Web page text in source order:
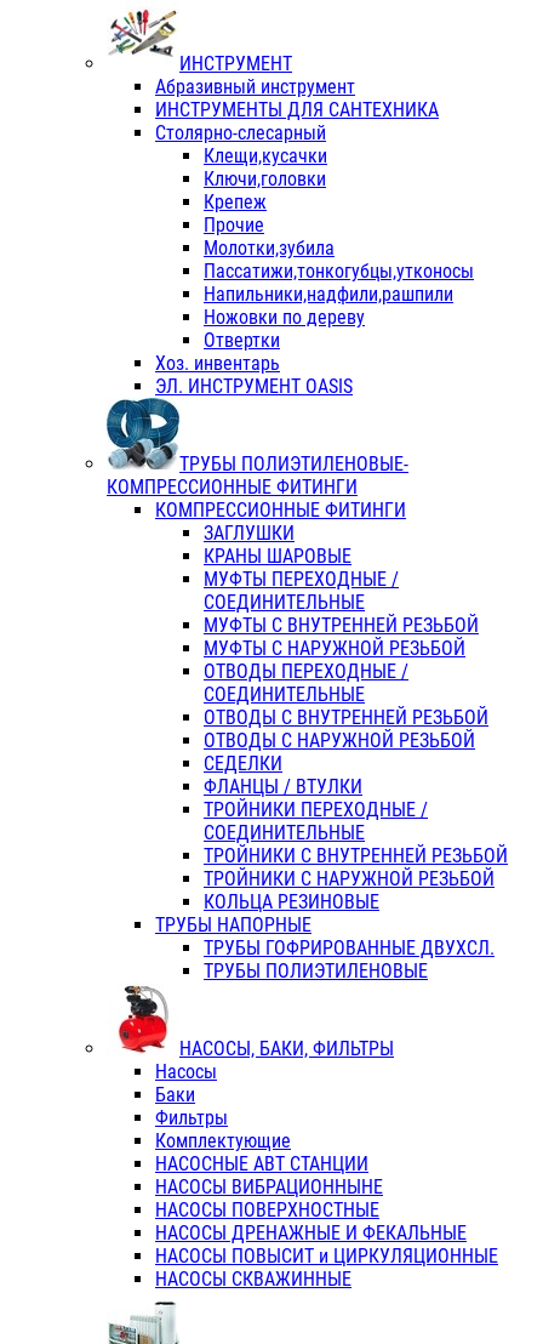
ИНСТРУМЕНТ
Абразивный инструмент
ИНСТРУМЕНТЫ ДЛЯ САНТЕХНИКА
Столярно-слесарный
Клещи,кусачки
Ключи,головки
Крепеж
Прочие
Молотки,зубила
Пассатижи,тонкогубцы,утконосы
Напильники,надфили,рашпили
Ножовки по дереву
Отвертки
Хоз. инвентарь
ЭЛ. ИНСТРУМЕНТ OASIS
ТРУБЫ ПОЛИЭТИЛЕНОВЫЕ-
КОМПРЕССИОННЫЕ ФИТИНГИ
КОМПРЕССИОННЫЕ ФИТИНГИ
ЗАГЛУШКИ
КРАНЫ ШАРОВЫЕ
МУФТЫ ПЕРЕХОДНЫЕ /
СОЕДИНИТЕЛЬНЫЕ
МУФТЫ С ВНУТРЕННЕЙ РЕЗЬБОЙ
МУФТЫ С НАРУЖНОЙ РЕЗЬБОЙ
ОТВОДЫ ПЕРЕХОДНЫЕ /
СОЕДИНИТЕЛЬНЫЕ
ОТВОДЫ С ВНУТРЕННЕЙ РЕЗЬБОЙ
ОТВОДЫ С НАРУЖНОЙ РЕЗЬБОЙ
СЕДЕЛКИ
ФЛАНЦЫ / ВТУЛКИ
ТРОЙНИКИ ПЕРЕХОДНЫЕ /
СОЕДИНИТЕЛЬНЫЕ
ТРОЙНИКИ С ВНУТРЕННЕЙ РЕЗЬБОЙ
ТРОЙНИКИ С НАРУЖНОЙ РЕЗЬБОЙ
КОЛЬЦА РЕЗИНОВЫЕ
ТРУБЫ НАПОРНЫЕ
ТРУБЫ ГОФРИРОВАННЫЕ ДВУХСЛ.
ТРУБЫ ПОЛИЭТИЛЕНОВЫЕ
НАСОСЫ, БАКИ, ФИЛЬТРЫ
Насосы
Баки
Фильтры
Комплектующие
НАСОСНЫЕ АВТ СТАНЦИИ
НАСОСЫ ВИБРАЦИОННЫНЕ
НАСОСЫ ПОВЕРХНОСТНЫЕ
НАСОСЫ ДРЕНАЖНЫЕ И ФЕКАЛЬНЫЕ
НАСОСЫ ПОВЫСИТ и ЦИРКУЛЯЦИОННЫЕ
НАСОСЫ СКВАЖИННЫЕ